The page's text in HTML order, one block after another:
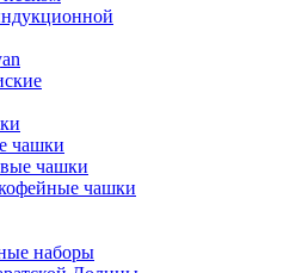
чашки
чашки
чашки
наборы